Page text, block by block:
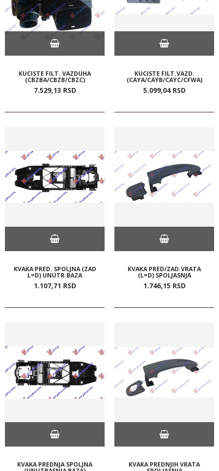
KUCISTE FILT. VAZDUHA
(CBZBA/CBZB/CBZC)
7.529,13 RSD
KUCISTE FILT.VAZD.
(CAYA/CAYB/CAYC/CFWA)
5.099,04 RSD
KVAKA PRED. SPOLJNA (ZAD
L=D) UNUTR.BAZA
1.107,71 RSD
KVAKA PRED/ZAD.VRATA
(L=D) SPOLJASNJA
1.746,15 RSD
KVAKA PREDNJA SPOLJNA KVAKA PREDNJIH VRATA